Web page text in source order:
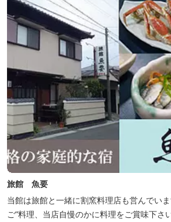
旅館 魚要
当館は旅館と一緒に割窯料理店も営んでい
ご”料理、当店自慢のかに料理をご賞味下さ